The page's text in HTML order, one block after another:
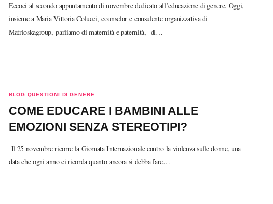
Eccoci al secondo appuntamento di novembre dedicato all’educazione di genere. Oggi,
insieme a Maria Vittoria Colucci, counselor e consulente organizzativa di
Matrioskagroup, parliamo di maternità e paternità, di…
BLOG QUESTIONI DI GENERE
COME EDUCARE I BAMBINI ALLE
EMOZIONI SENZA STEREOTIPI?
Il 25 novembre ricorre la Giornata Internazionale contro la violenza sulle donne, una
data che ogni anno ci ricorda quanto ancora si debba fare…